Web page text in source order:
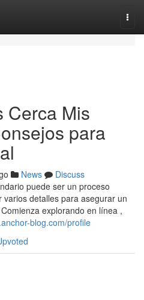
Cerca Mis
para
News
Discuss
puede ser un proceso
detalles para asegurar un
explorando en línea ,
blog.com/profile